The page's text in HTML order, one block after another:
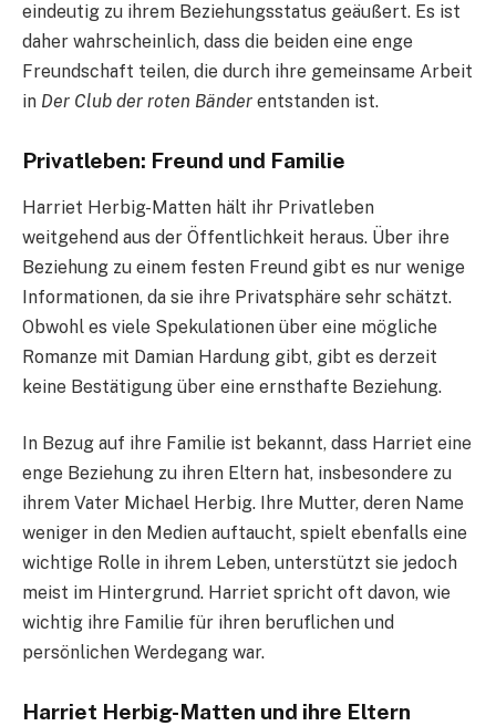
eindeutig zu ihrem Beziehungsstatus geäußert. Es ist
daher wahrscheinlich, dass die beiden eine enge
Freundschaft teilen, die durch ihre gemeinsame Arbeit
in Der Club der roten Bänder entstanden ist.
Privatleben: Freund und Familie
Harriet Herbig-Matten hält ihr Privatleben
weitgehend aus der Öffentlichkeit heraus. Über ihre
Beziehung zu einem festen Freund gibt es nur wenige
Informationen, da sie ihre Privatsphäre sehr schätzt.
Obwohl es viele Spekulationen über eine mögliche
Romanze mit Damian Hardung gibt, gibt es derzeit
keine Bestätigung über eine ernsthafte Beziehung.
In Bezug auf ihre Familie ist bekannt, dass Harriet eine
enge Beziehung zu ihren Eltern hat, insbesondere zu
ihrem Vater Michael Herbig. Ihre Mutter, deren Name
weniger in den Medien auftaucht, spielt ebenfalls eine
wichtige Rolle in ihrem Leben, unterstützt sie jedoch
meist im Hintergrund. Harriet spricht oft davon, wie
wichtig ihre Familie für ihren beruflichen und
persönlichen Werdegang war.
Harriet Herbig-Matten und ihre Eltern